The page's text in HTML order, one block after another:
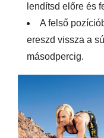
lendítsd előre és
A felső
ereszd vissza a
másodpercig.